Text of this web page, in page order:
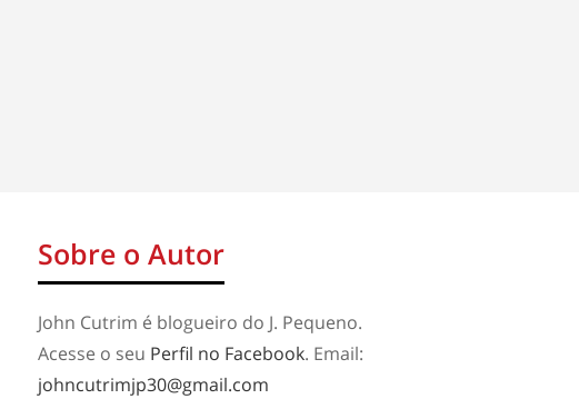
Sobre o Autor
John Cutrim é blogueiro do J. Pequeno.
Acesse o seu Perfil no Facebook. Email:
johncutrimjp30@gmail.com